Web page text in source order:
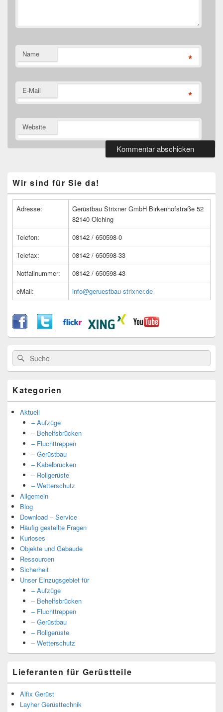
Name *
E-Mail *
Website
Seitenleisten
Widget-
Wir sind für Sie da!
Adresse:
Gerüstbau Strixner GmbH Birkenhofstraße 52
82140 Olching
Telefon:
08142 / 650598-0
Telefax:
08142 / 650598-33
Notfallnummer:
08142 / 650598-43
eMail:
info@geruestbau-strixner.de
Suche
nach:
Suche
Kategorien
Aktuell
– Aufzüge
– Behelfsbrücken
– Fluchttreppen
– Gerüstbau
– Kabelbrücken
– Rollgerüste
– Wetterschutz
Allgemein
Blog
Download – Service
Häufig gestellte Fragen
Kurioses
Objekte und Gebäude
Ressourcen
Sicherheit
Unser Einzugsgebiet für
– Aufzüge
– Behelfsbrücken
– Fluchttreppen
– Gerüstbau
– Rollgerüste
– Wetterschutz
Lieferanten für Gerüstteile
Alfix Gerüst
Layher Gerüsttechnik